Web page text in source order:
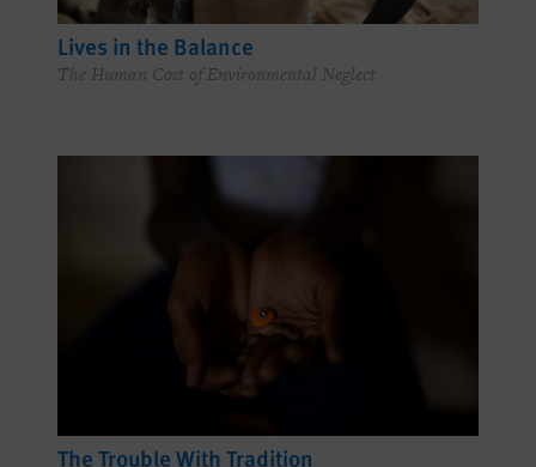
Lives in the Balance
The Human Cost of Environmental Neglect
The Trouble With Tradition